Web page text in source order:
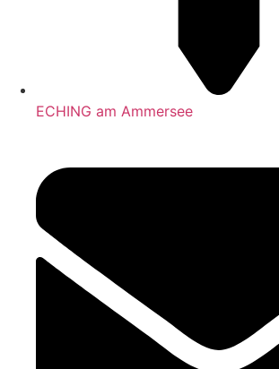
ECHING am Ammersee